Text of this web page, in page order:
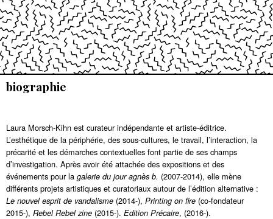
biographie
Laura Morsch-Kihn est curateur indépendante et artiste-éditrice.
L’esthétique de la périphérie, des sous-cultures, le travail, l’interaction, la
précarité et les démarches contextuelles font partie de ses champs
d’investigation. Après avoir été attachée des expositions et des
événements pour la galerie du jour agnès b. (2007-2014), elle mène
différents projets artistiques et curatoriaux autour de l’édition alternative :
Le nouvel esprit de vandalisme (2014-), Printing on fire (co-fondateur
2015-), Rebel Rebel zine (2015-). Edition Précaire, (2016-).